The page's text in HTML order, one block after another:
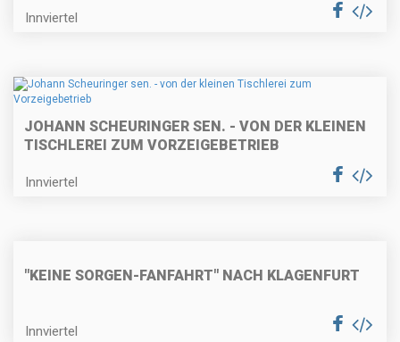
Innviertel
JOHANN SCHEURINGER SEN. - VON DER KLEINEN
TISCHLEREI ZUM VORZEIGEBETRIEB
Innviertel
"KEINE SORGEN-FANFAHRT" NACH KLAGENFURT
Innviertel